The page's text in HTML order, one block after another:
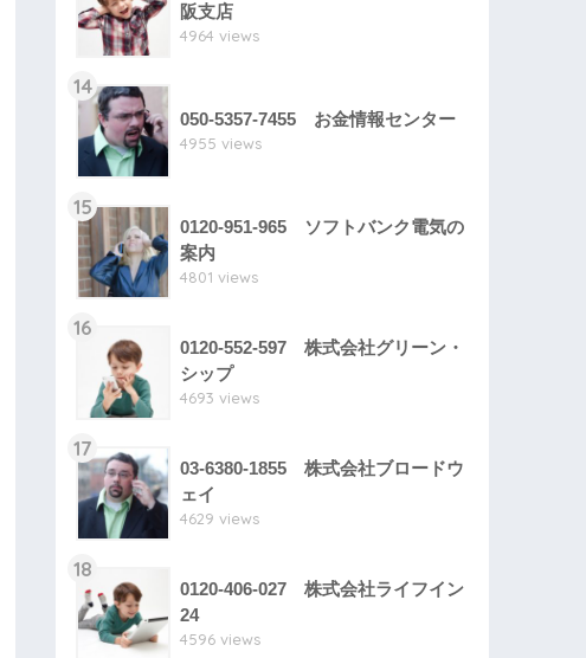
阪支店
4964 views
14
050-5357-7455 お金情報センター
4955 views
15
0120-951-965 ソフトバンク電気の
案内
4801 views
16
0120-552-597 株式会社グリーン・
シップ
4693 views
17
03-6380-1855 株式会社ブロードウ
ェイ
4629 views
18
0120-406-027 株式会社ライフイン
24
4596 views